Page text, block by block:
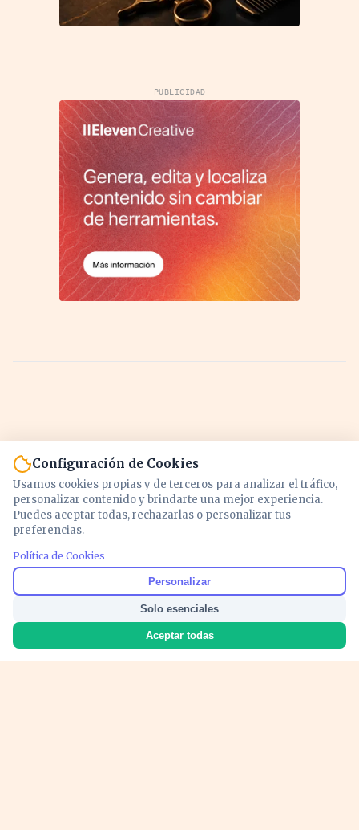
PUBLICIDAD
Noticias y análisis de economía, mercados,
inversión y política. Información actualizada
para entender lo que mueve tu dinero y tu
país.
Configuración de Cookies
Usamos cookies propias y de terceros para analizar el tráfico,
personalizar contenido y brindarte una mejor experiencia.
Puedes aceptar todas, rechazarlas o personalizar tus
preferencias.
Política de Cookies
Personalizar
Solo esenciales
Aceptar todas